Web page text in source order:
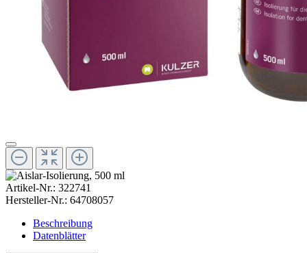
Artikel-Nr.: 322741
Hersteller-Nr.: 64708057
Beschreibung
Datenblätter